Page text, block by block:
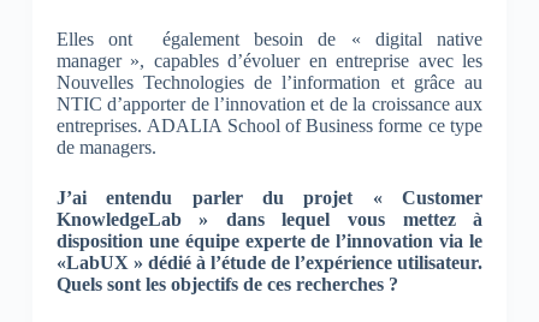
Elles ont également besoin de « digital native
manager », capables d’évoluer en entreprise avec les
Nouvelles Technologies de l’information et grâce au
NTIC d’apporter de l’innovation et de la croissance aux
entreprises. ADALIA School of Business forme ce type
de managers.
J’ai entendu parler du projet « Customer
KnowledgeLab » dans lequel vous mettez à
disposition une équipe experte de l’innovation via le
«LabUX » dédié à l’étude de l’expérience utilisateur.
Quels sont les objectifs de ces recherches ?